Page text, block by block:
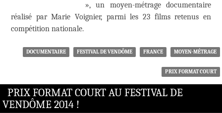
», un moyen-métrage documentaire
réalisé par Marie Voignier, parmi les 23 films retenus en
compétition nationale.
DOCUMENTAIRE FESTIVAL DE VENDÔME FRANCE MOYEN-MÉTRAGE
PRIX FORMAT COURT
PRIX FORMAT COURT AU FESTIVAL DE
VENDÔME 2014 !